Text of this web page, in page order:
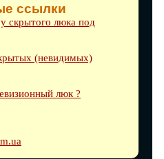
ссылки
скрытого люка под
(невидимых)
люк ?